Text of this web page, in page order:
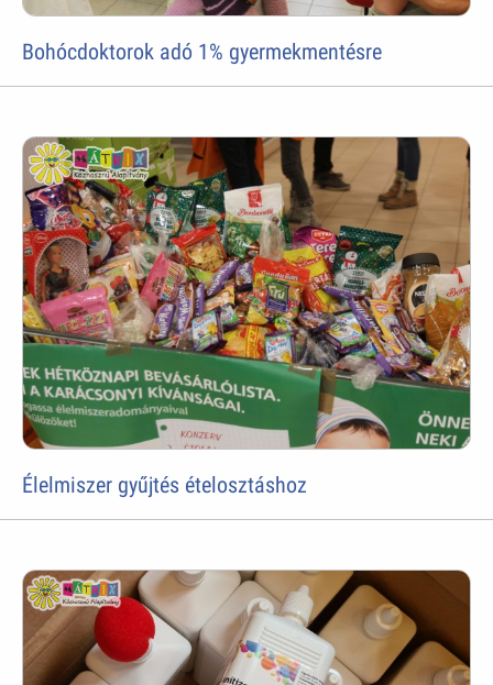
Bohócdoktorok adó 1% gyermekmentésre
Élelmiszer gyűjtés ételosztáshoz